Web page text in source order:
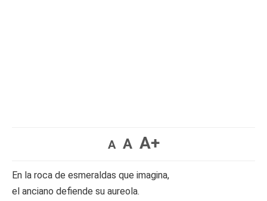
A A A+
En la roca de esmeraldas que imagina,
el anciano defiende su aureola.